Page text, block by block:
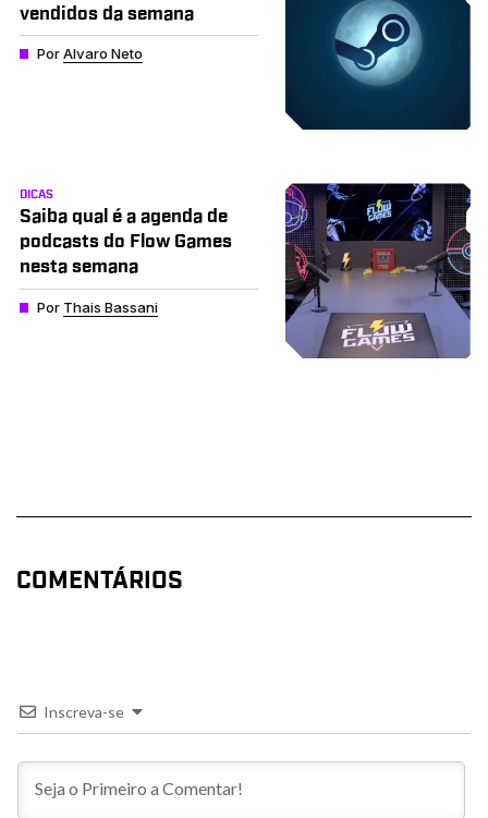
vendidos da semana
PorAlvaro Neto
DICAS
Saiba qual é a agenda de
podcasts do Flow Games
nesta semana
Por Thais Bassani
COMENTÁRIOS
Inscreva-se